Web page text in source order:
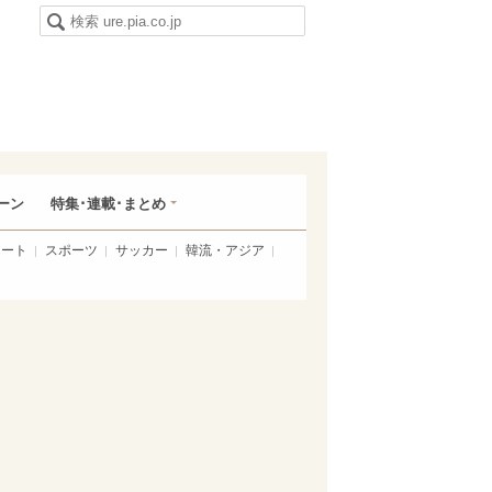
ン 特集･連載･まとめ
ト スポーツ サッカー 韓流・アジア